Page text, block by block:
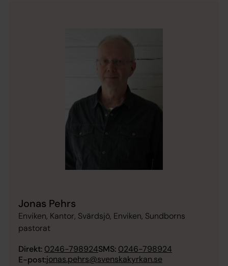
Jonas Pehrs
Enviken, Kantor, Svärdsjö, Enviken, Sundborns
pastorat
Direkt: 0246-798924SMS: 0246-798924
E-post:jonas.pehrs@svenskakyrkan.se